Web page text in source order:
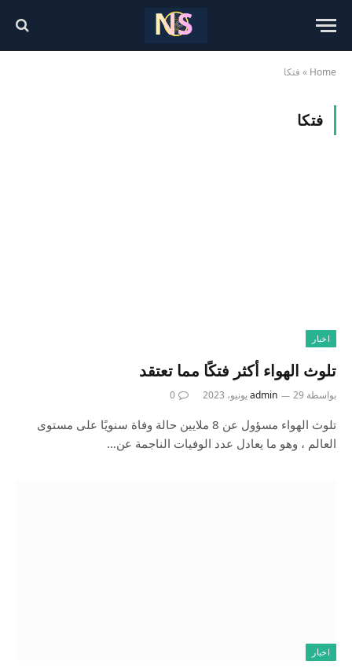
Home
» فتكا
فتكا
اخبار
تلوث الهواء أكثر فتكًا مما تعتقد
بواسطة admin 29 يونيو، 2023 0
تلوث الهواء مسؤول عن 8 ملايين حالة وفاة سنويًا على مستوى
العالم ، وهو ما يعادل عدد الوفيات الناجمة عن…
اخبار